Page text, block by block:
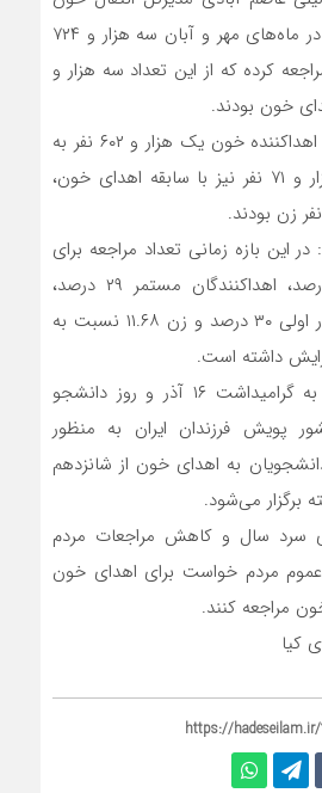
استان ایلام اظهار کرد: در ماه‌های مهر و آبان سه هزار و ۷۲۴
کرده که از این تعداد سه هزار و
وی افزود: از این تعداد اهداکننده خون یک هزار و ۶۰۲ نفر به
صورت مستمر، یک هزار و ۷۱ نفر نیز با سابقه اهدای خون،
این بازه زمانی تعداد مراجعه برای
اهدای خون ۲۹.۵۳ درصد، اهداکنندگان مستمر ۲۹ درصد،
باسابقه ۲۹.۱۹ درصد، بار اولی ۳۰ درصد و زن ۱۱.۶۸ نسبت به
داشته است.
وی ادامه داد: باتوجه به گرامیداشت ۱۶ آذر و روز دانشجو
پویش فرزندان ایران به منظور
به اهدای خون از شانزدهم
برگزار می‌شود.
سرد سال و کاهش مراجعات مردم
مردم خواست برای اهدای خون
مراجعه کنند.
کیا
https://